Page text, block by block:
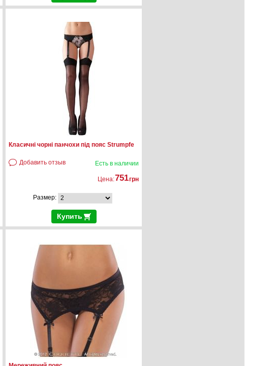
Класичні чорні панчохи під пояс Strumpfe
Добавить отзыв Есть в наличии
Цена:751грн
Размер:
Купить